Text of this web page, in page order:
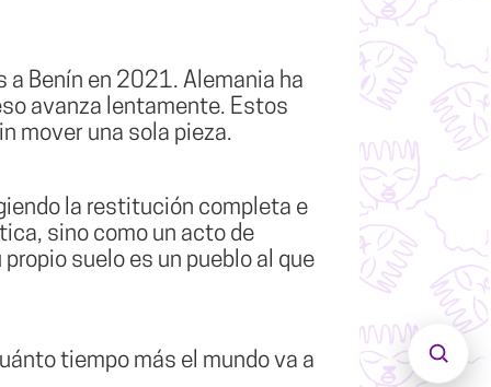
Benín en 2021. Alemania ha
avanza lentamente. Estos
mover una sola pieza.
la restitución completa e
sino como un acto de
suelo es un pueblo al que
tiempo más el mundo va a Abrir